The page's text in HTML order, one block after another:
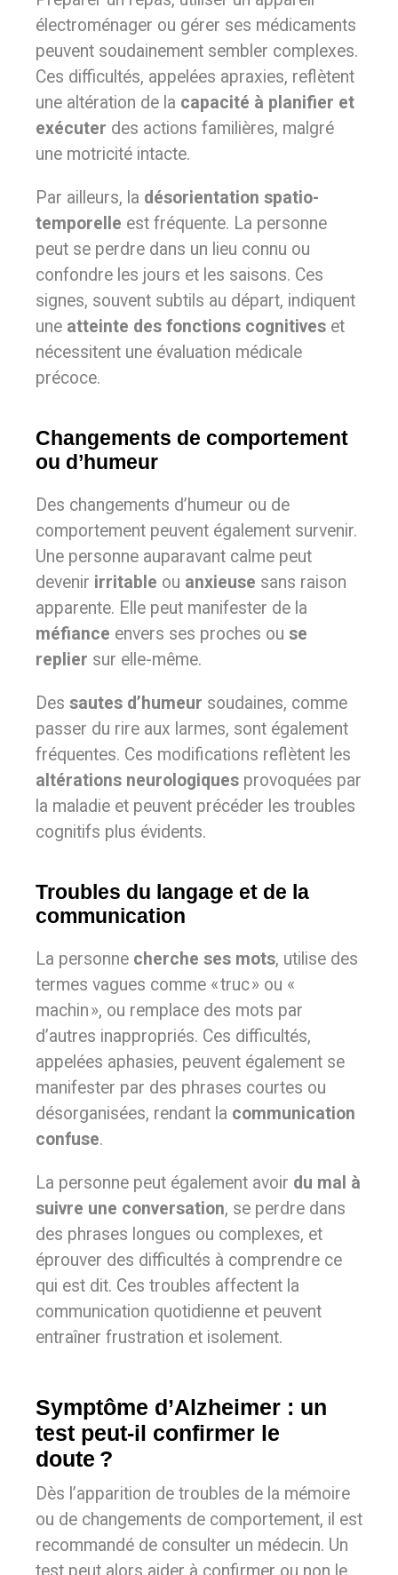
électroménager ou gérer ses médicaments
peuvent soudainement sembler complexes.
Ces difficultés, appelées apraxies, reflètent
une altération de la capacité à planifier et
exécuter des actions familières, malgré
une motricité intacte.
Par ailleurs, la désorientation spatio-
temporelle est fréquente. La personne
peut se perdre dans un lieu connu ou
confondre les jours et les saisons. Ces
signes, souvent subtils au départ, indiquent
une atteinte des fonctions cognitives et
nécessitent une évaluation médicale
précoce.
Changements de comportement
ou d’humeur
Des changements d’humeur ou de
comportement peuvent également survenir.
Une personne auparavant calme peut
devenir irritable ou anxieuse sans raison
apparente. Elle peut manifester de la
méfiance envers ses proches ou se
replier sur elle-même.
Des sautes d’humeur soudaines, comme
passer du rire aux larmes, sont également
fréquentes. Ces modifications reflètent les
altérations neurologiques provoquées par
la maladie et peuvent précéder les troubles
cognitifs plus évidents.
Troubles du langage et de la
communication
La personne cherche ses mots, utilise des
termes vagues comme « truc » ou «
machin », ou remplace des mots par
d’autres inappropriés. Ces difficultés,
appelées aphasies, peuvent également se
manifester par des phrases courtes ou
désorganisées, rendant la communication
confuse.
La personne peut également avoir du mal à
suivre une conversation, se perdre dans
des phrases longues ou complexes, et
éprouver des difficultés à comprendre ce
qui est dit. Ces troubles affectent la
communication quotidienne et peuvent
entraîner frustration et isolement.
Symptôme d’Alzheimer : un
test peut-il confirmer le
doute ?
Dès l’apparition de troubles de la mémoire
ou de changements de comportement, il est
recommandé de consulter un médecin. Un